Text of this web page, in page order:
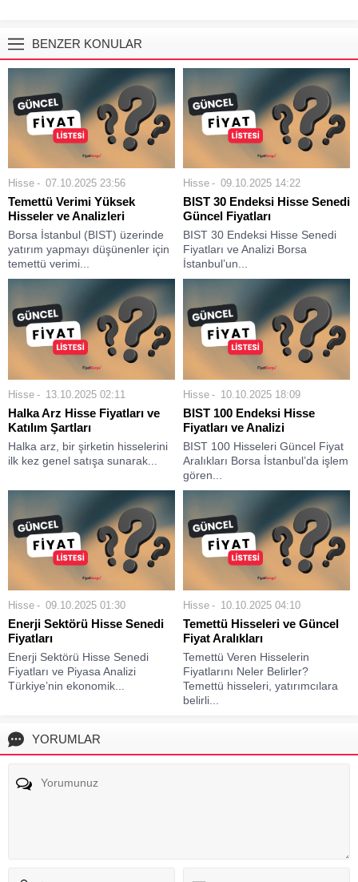
BENZER KONULAR
Hisse 07.10.2025 23:56
Temettü Verimi Yüksek
Hisseler ve Analizleri
Borsa İstanbul (BIST) üzerinde
yatırım yapmayı düşünenler için
temettü verimi...
Hisse 09.10.2025 14:22
BIST 30 Endeksi Hisse Senedi
Güncel Fiyatları
BIST 30 Endeksi Hisse Senedi
Fiyatları ve Analizi Borsa
İstanbul’un...
Hisse 13.10.2025 02:11
Halka Arz Hisse Fiyatları ve
Katılım Şartları
Halka arz, bir şirketin hisselerini
ilk kez genel satışa sunarak...
Hisse 10.10.2025 18:09
BIST 100 Endeksi Hisse
Fiyatları ve Analizi
BIST 100 Hisseleri Güncel Fiyat
Aralıkları Borsa İstanbul’da işlem
gören...
Hisse 09.10.2025 01:30
Enerji Sektörü Hisse Senedi
Fiyatları
Enerji Sektörü Hisse Senedi
Fiyatları ve Piyasa Analizi
Türkiye’nin ekonomik...
Hisse 10.10.2025 04:10
Temettü Hisseleri ve Güncel
Fiyat Aralıkları
Temettü Veren Hisselerin
Fiyatlarını Neler Belirler?
Temettü hisseleri, yatırımcılara
belirli...
YORUMLAR